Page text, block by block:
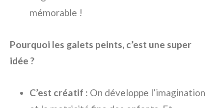
mémorable !
Pourquoi les galets peints, c’est une super
idée ?
C’est créatif : On développe l’imagination